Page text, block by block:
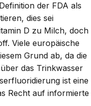
der FDA als
dies sei
D zu Milch, doch
Viele europäische
Grund ab, da die
das Trinkwasser
ist eine
Recht auf informierte